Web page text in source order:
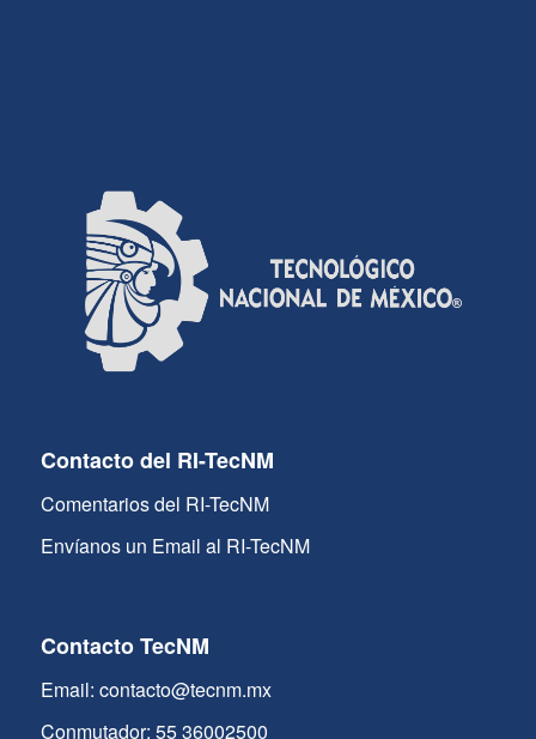
Contacto del RI-TecNM
Comentarios del RI-TecNM
Envíanos un Email al RI-TecNM
Contacto TecNM
Email: contacto@tecnm.mx
Conmutador: 55 36002500